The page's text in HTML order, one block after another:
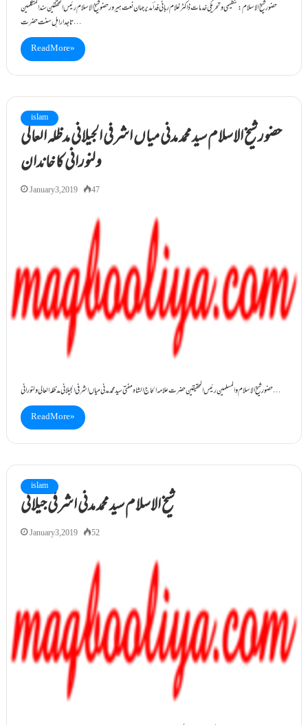
حضورشیخ الاسلام: تنظیمی وتحریکی خدمات ڈاکٹرغلام ربانی فداؔ مدیرجہان نعت ہیرور حضوشیخ الاسلام رئیس المحققین سندالمتکلمین
تاجداراہل سنت حضرت…
Read More »
islam
حضور شیخ الاسلام سید محمد مدنی میاں اشرفی الجیلانی مدظلہ العالی
ولنورانی کا خاندان
January 3, 2019 47
حضور شیخ الاسلام والمسلمین رئیس المحقیقین حضرت علامہ الحاج الشاہ مفتی سید محمد مدنی میاں اشرفی الجیلانی مدظلہ العالی ولنورانی…
Read More »
islam
شیخ الاسلام سید محمد مدنی اشرفی جیلانی
January 3, 2019 52